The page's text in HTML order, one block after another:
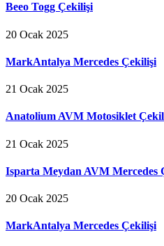
Beeo Togg Çekilişi
20 Ocak 2025
MarkAntalya Mercedes Çekilişi
21 Ocak 2025
Anatolium AVM Motosiklet
21 Ocak 2025
Isparta Meydan AVM Mercedes
20 Ocak 2025
MarkAntalya Mercedes Çekilişi